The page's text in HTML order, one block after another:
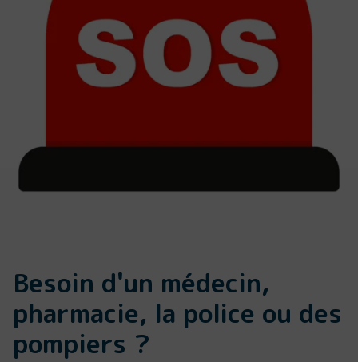
Besoin d'un médecin,
pharmacie, la police ou des
pompiers ?